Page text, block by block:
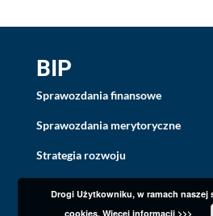
BIP
Sprawozdania finansowe
Sprawozdania merytoryczne
Strategia rozwoju
Drogi Użytkowniku, w ramach
cookies. Więcej informacji >>>